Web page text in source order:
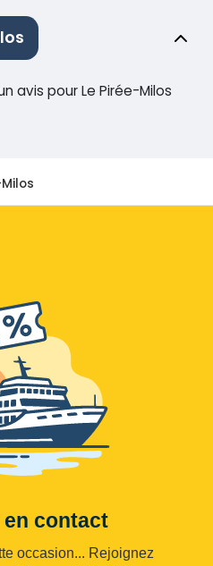
avis pour Le Pirée-Milos
contact
occasion... Rejoignez